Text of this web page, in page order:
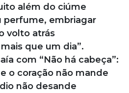
além do ciúme
perfume, embriagar
volto atrás
que um dia”.
com “Não há cabeça”:
o coração não mande
não desande